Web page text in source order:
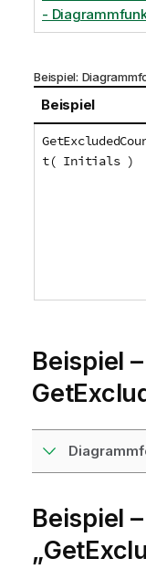
-
Beispiel:
Beispiel
t( Initials )
Beispiel
Beispiel
„